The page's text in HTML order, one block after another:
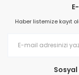
Haber listemize kayıt